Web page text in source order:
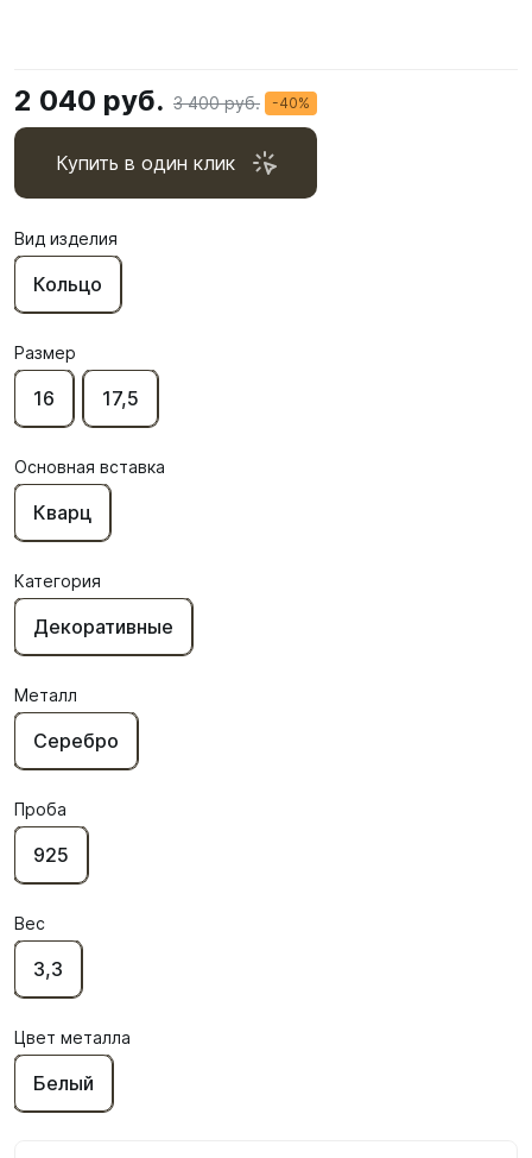
2 040 руб. 3 400 руб. -40%
Купить в один клик
Вид изделия
Кольцо
Размер
16 17,5
Основная вставка
Кварц
Категория
Декоративные
Металл
Серебро
Проба
925
Вес
3,3
Цвет металла
Белый